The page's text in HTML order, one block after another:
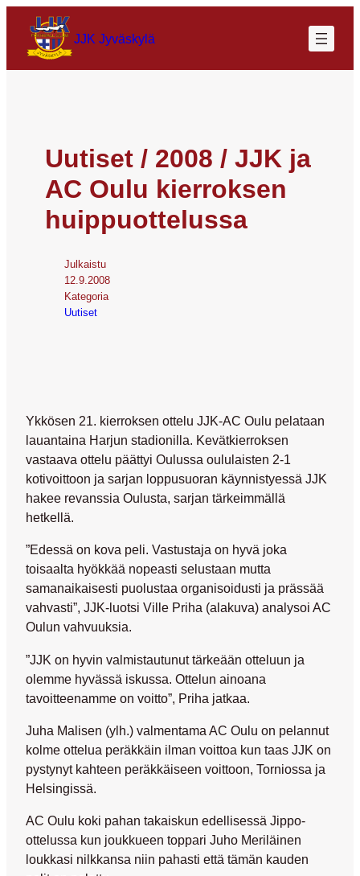
JJK Jyväskylä
Uutiset / 2008 / JJK ja
AC Oulu kierroksen
huippuottelussa
Julkaistu
12.9.2008
Kategoria
Uutiset
Ykkösen 21. kierroksen ottelu JJK-AC Oulu pelataan
lauantaina Harjun stadionilla. Kevätkierroksen
vastaava ottelu päättyi Oulussa oululaisten 2-1
kotivoittoon ja sarjan loppusuoran käynnistyessä JJK
hakee revanssia Oulusta, sarjan tärkeimmällä
hetkellä.
”Edessä on kova peli. Vastustaja on hyvä joka
toisaalta hyökkää nopeasti selustaan mutta
samanaikaisesti puolustaa organisoidusti ja prässää
vahvasti”, JJK-luotsi Ville Priha (alakuva) analysoi AC
Oulun vahvuuksia.
”JJK on hyvin valmistautunut tärkeään otteluun ja
olemme hyvässä iskussa. Ottelun ainoana
tavoitteenamme on voitto”, Priha jatkaa.
Juha Malisen (ylh.) valmentama AC Oulu on pelannut
kolme ottelua peräkkäin ilman voittoa kun taas JJK on
pystynyt kahteen peräkkäiseen voittoon, Torniossa ja
Helsingissä.
AC Oulu koki pahan takaiskun edellisessä Jippo-
ottelussa kun joukkueen toppari Juho Meriläinen
loukkasi nilkkansa niin pahasti että tämän kauden